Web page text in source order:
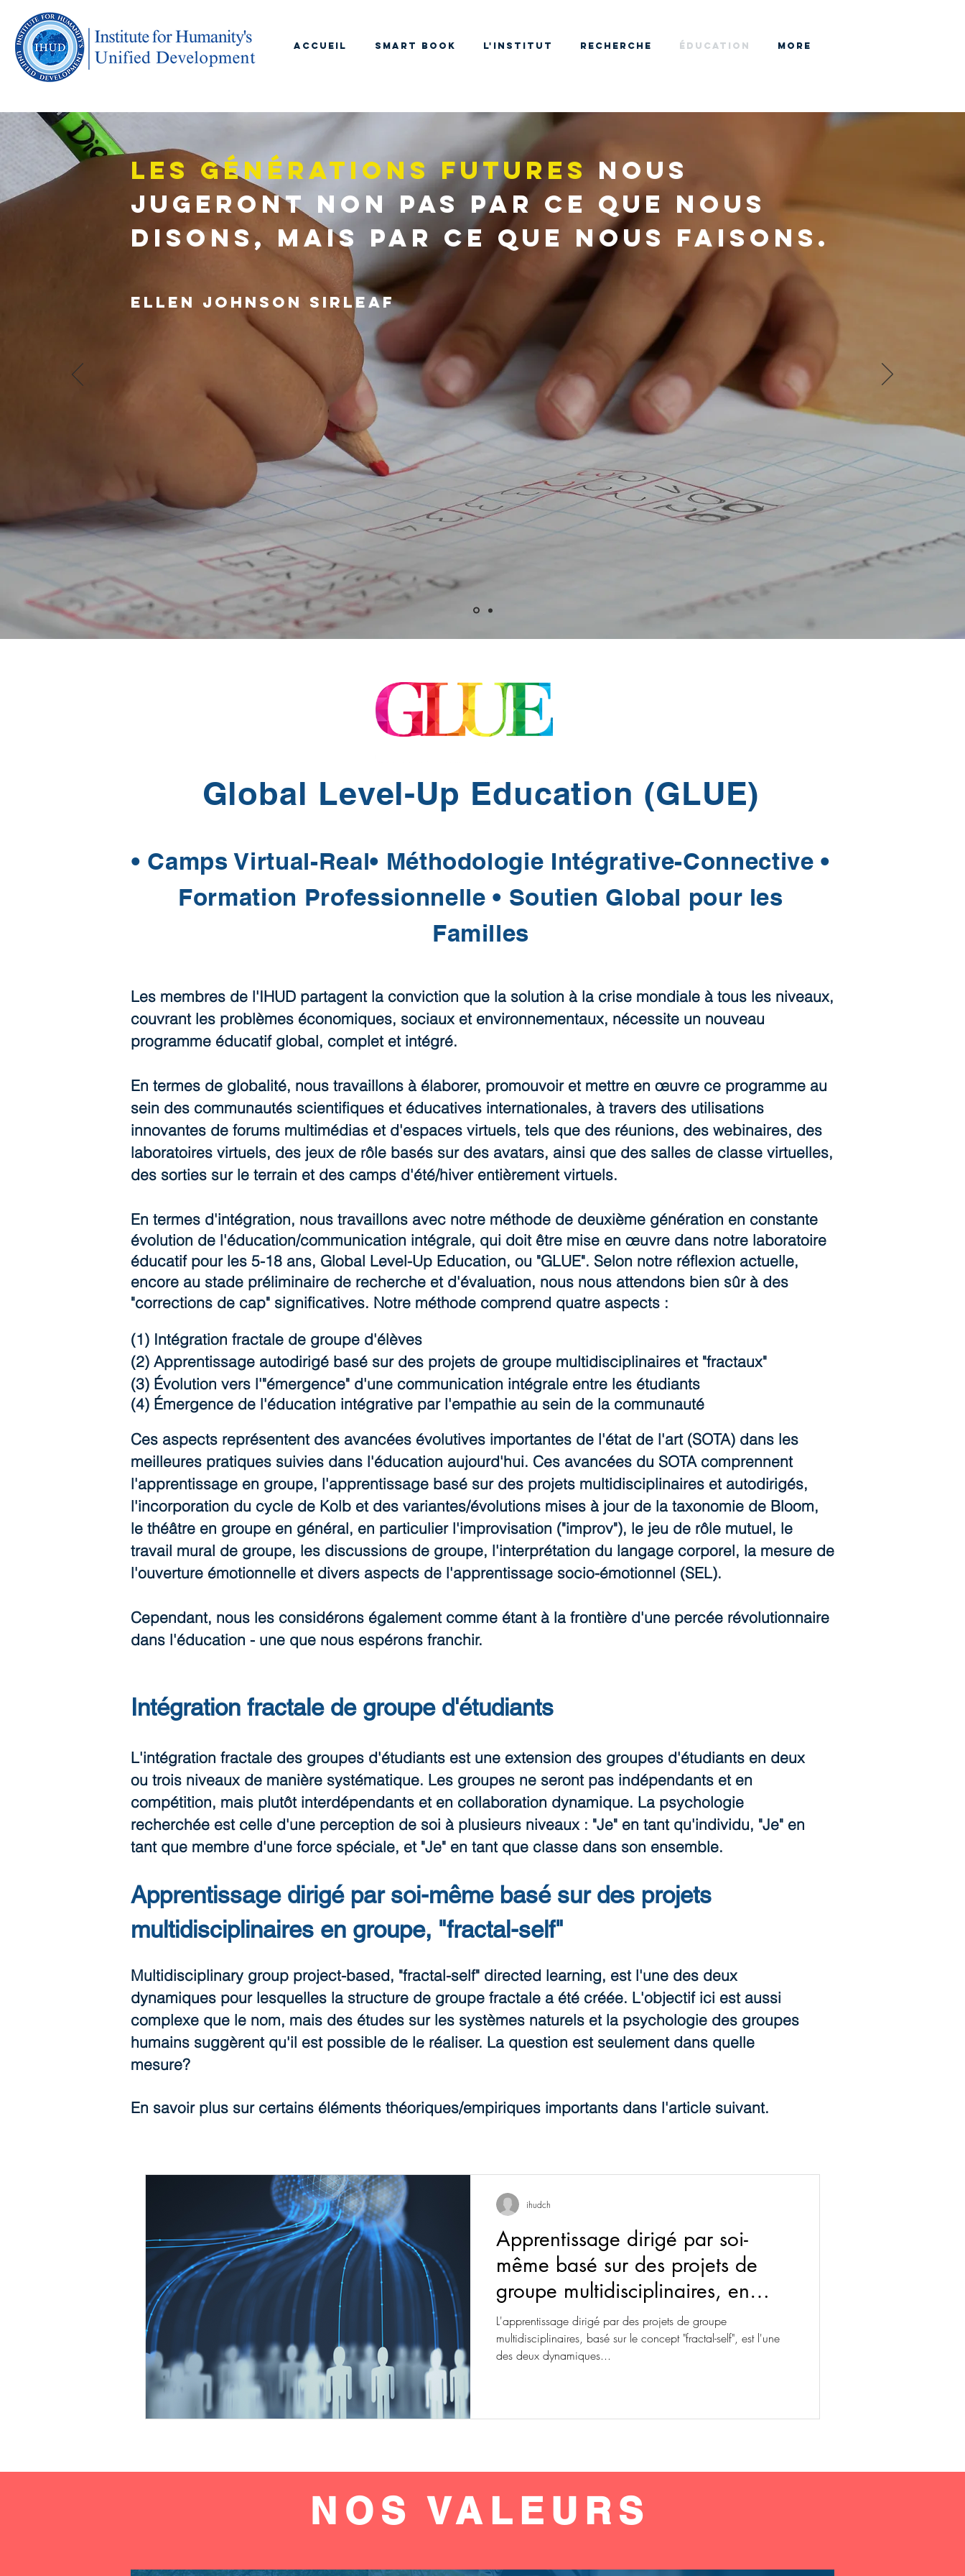
ACCUEIL SMART BOOK L'INSTITUT RECHERCHE ÉDUCATION More
Les générations futuresnous
jugeront non pas par ce que nous
disons, mais par ce que nous faisons.
Ellen Johnso n Sirleaf
Global Level-Up Education (GLUE)
• Camps Virtual-Real• Méthodologie Intégrative-Connective •
Formation Professionnelle • Soutien Global pour les
Familles
Les membres de l'IHUD partagent la conviction que la solution à la crise mondiale à tous les niveaux,
couvrant les problèmes économiques, sociaux et environnementaux, nécessite un nouveau
programme éducatif global, complet et intégré.
En termes de globalité, nous travaillons à élaborer, promouvoir et mettre en œuvre ce programme au
sein des communautés scientifiques et éducatives internationales, à travers des utilisations
innovantes de forums multimédias et d'espaces virtuels, tels que des réunions, des webinaires, des
laboratoires virtuels, des jeux de rôle basés sur des avatars, ainsi que des salles de classe virtuelles,
des sorties sur le terrain et des camps d'été/hiver entièrement virtuels.
En termes d'intégration, nous travaillons avec notre méthode de deuxième génération en constante
évolution de l'éducation/communication intégrale, qui doit être mise en œuvre dans notre laboratoire
éducatif pour les 5-18 ans, Global Level-Up Education, ou "GLUE". Selon notre réflexion actuelle,
encore au stade préliminaire de recherche et d'évaluation, nous nous attendons bien sûr à des
"corrections de cap" significatives. Notre méthode comprend quatre aspects :
(1) Intégration fractale de groupe d'élèves
(2) Apprentissage autodirigé basé sur des projets de groupe multidisciplinaires et "fractaux"
(3) Évolution vers l'"émergence" d'une communication intégrale entre les étudiants
(4) Émergence de l'éducation intégrative par l'empathie au sein de la communauté
Ces aspects représentent des avancées évolutives importantes de l'état de l'art (SOTA) dans les
meilleures pratiques suivies dans l'éducation aujourd'hui. Ces avancées du SOTA comprennent
l'apprentissage en groupe, l'apprentissage basé sur des projets multidisciplinaires et autodirigés,
l'incorporation du cycle de Kolb et des variantes/évolutions mises à jour de la taxonomie de Bloom,
le théâtre en groupe en général, en particulier l'improvisation ("improv"), le jeu de rôle mutuel, le
travail mural de groupe, les discussions de groupe, l'interprétation du langage corporel, la mesure de
l'ouverture émotionnelle et divers aspects de l'apprentissage socio-émotionnel (SEL).
Cependant, nous les considérons également comme étant à la frontière d'une percée révolutionnaire
dans l'éducation - une que nous espérons franchir.
Intégration fractale de groupe d'étudiants
L'intégration fractale des groupes d'étudiants est une extension des groupes d'étudiants en deux
ou trois niveaux de manière systématique. Les groupes ne seront pas indépendants et en
compétition, mais plutôt interdépendants et en collaboration dynamique. La psychologie
recherchée est celle d'une perception de soi à plusieurs niveaux : "Je" en tant qu'individu, "Je" en
tant que membre d'une force spéciale, et "Je" en tant que classe dans son ensemble.
Apprentissage dirigé par soi-même basé sur des projets
multidisciplinaires en groupe, "fractal-self"
Multidisciplinary group project-based, "fractal-self" directed learning, est l'une des deux
dynamiques pour lesquelles la structure de groupe fractale a été créée. L'objectif ici est aussi
complexe que le nom, mais des études sur les systèmes naturels et la psychologie des groupes
humains suggèrent qu'il est possible de le réaliser. La question est seulement dans quelle
mesure?
En savoir plus sur certains éléments théoriques/empiriques importants dans l'article suivant.
Apprentissage dirigé par soi-
même basé sur des projets de
groupe multidisciplinaires, en
forme de ”Fractal-self”
L'apprentissage dirigé par des projets de groupe
multidisciplinaires, basé sur le concept "fractal-self", est l'une
des deux dynamiques...
ihudch
NOS VALEURS